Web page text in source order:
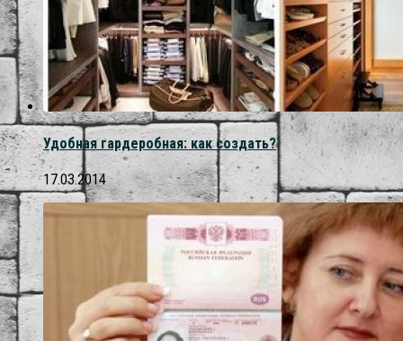
Удобная гардеробная: как создать?
17.03.2014